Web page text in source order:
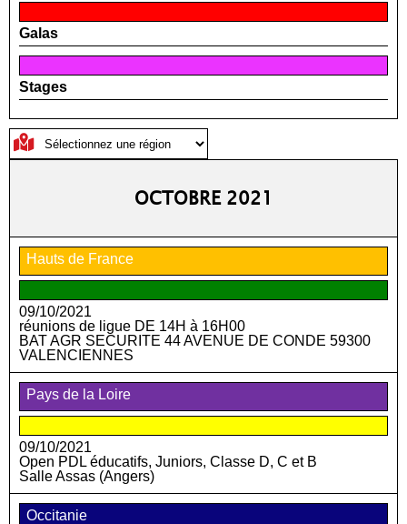
Galas
Stages
OCTOBRE 2021
Hauts de France
09/10/2021
réunions de ligue DE 14H à 16H00
BAT AGR SECURITE 44 AVENUE DE CONDE 59300
VALENCIENNES
Pays de la Loire
09/10/2021
Open PDL éducatifs, Juniors, Classe D, C et B
Salle Assas (Angers)
Occitanie